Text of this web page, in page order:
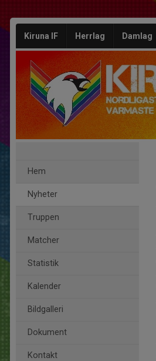
Kiruna IF Herrlag Damlag
Hem
Nyheter
Truppen
Matcher
Statistik
Kalender
Bildgalleri
Dokument
Kontakt